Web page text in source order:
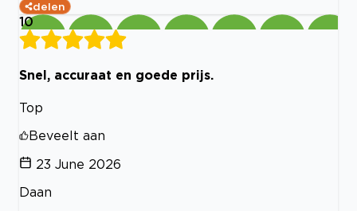
delen
10
Snel, accuraat en goede prijs.
Top
Beveelt aan
23 June 2026
Daan